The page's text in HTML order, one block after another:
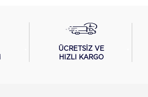
ÜCRETSİZ VE
HIZLI KARGO